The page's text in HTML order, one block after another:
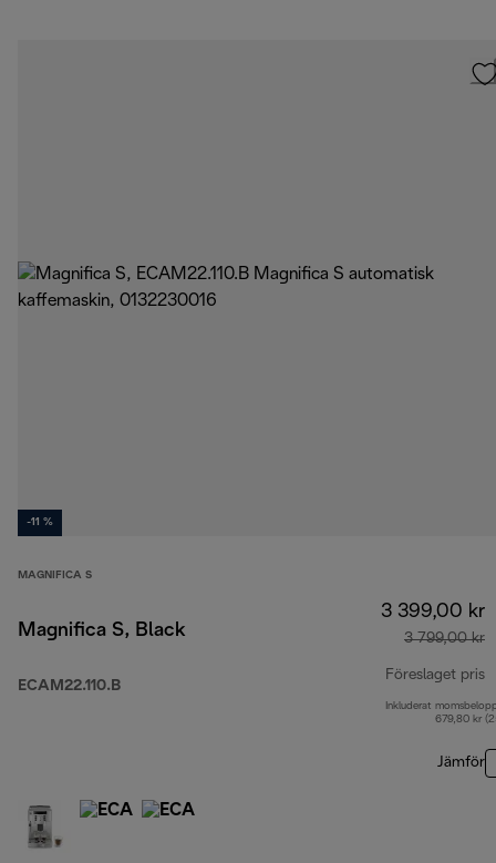
-11 %
MAGNIFICA S
Magnifica S, Black
ECAM22.110.B
3 399,00 kr
3 799,00 kr
Föreslaget pris
Inkluderat
679,80 kr
Jämför